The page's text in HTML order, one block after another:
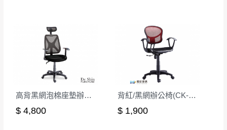
高背黑網泡棉座墊辦公椅
$ 4,800
背紅/黑網辦公椅(CK-310-1)
$ 1,900